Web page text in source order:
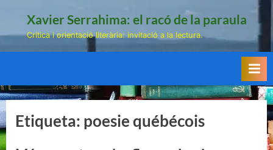
Xavier Serrahima: el racó de la paraula
Crítica i orientació literària: invitació a la lectura.
Etiqueta: poesie québécois